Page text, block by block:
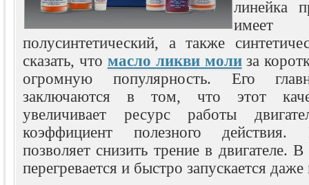
линейка
имеет
полусинтетический, а также
сказать, что масло ликви молиза
огромную популярность. Его
заключаются в том, что этот
увеличивает ресурс работы
коэффициент полезного действия.
позволяет снизить трение в двигателе.
перегревается и быстро запускается